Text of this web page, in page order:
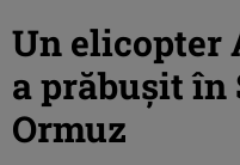
Un elicopter
a prăbuşit în
Ormuz